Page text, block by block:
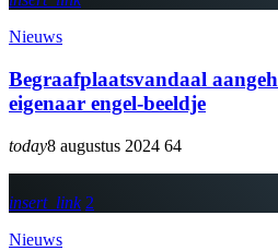
Nieuws
Begraafplaatsvandaal
eigenaar engel-beeldje
today8 augustus 2024 64
insert_link 2
Nieuws